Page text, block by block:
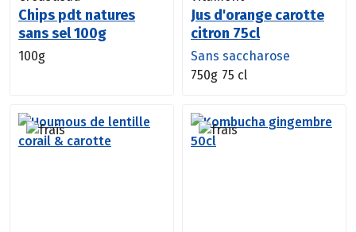
Chips pdt natures
sans sel 100g
100g
Jus d'orange carotte
citron 75cl
Sans saccharose
750g 75 cl